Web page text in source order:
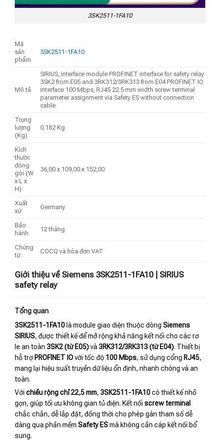
3SK2511-1FA10
Mã
sản
phẩm
3SK2511-1FA10
Mô tả
SIRIUS, interface module PROFINET interface for safety relay
3SK2 from E05 and 3RK312/3RK313 from E04 PROFINET IO
interface 100 Mbps, RJ45 22.5 mm width screw terminal
parameter assignment via Safety ES without connection
cable
Trọng
lượng
(Kg)
0.182 Kg
Kích
thước
đóng
gói (W
x L x
H)
36,00 x 109,00 x 152,00
Xuất
xứ
Germany
Bảo
hành
12 tháng
Chứng
từ
COCQ và hóa đơn VAT
Giới thiệu về Siemens 3SK2511-1FA10 | SIRIUS
safety relay
Tổng quan
3SK2511-1FA10 là module giao diện thuộc dòng Siemens
SIRIUS, được thiết kế để mở rộng khả năng kết nối cho các rơ
le an toàn 3SK2 (từ E05)và3RK312/3RK313 (từ E04). Thiết bị
hỗ trợ PROFINET IOvới tốc độ 100 Mbps, sử dụng cổng RJ45,
mang lại hiệu suất truyền dữ liệu ổn định, nhanh chóng và an
toàn.
Với chiều rộng chỉ 22,5 mm, 3SK2511-1FA10có thiết kế nhỏ
gọn, giúp tối ưu không gian tủ điện. Kết nối screw terminal
chắc chắn, dễ lắp đặt, đồng thời cho phép gán tham số dễ
dàng qua phần mềm Safety ESmà không cần cáp kết nối bổ
sung.